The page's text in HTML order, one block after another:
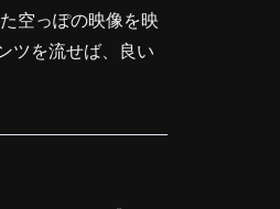
空っぽの映像を映
ツを流せば、良い